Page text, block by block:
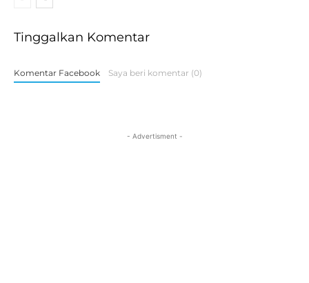
Tinggalkan Komentar
Komentar Facebook Saya beri komentar (0)
- Advertisment -